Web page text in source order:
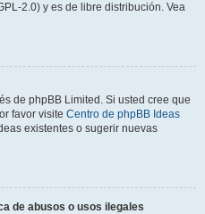
2.0) y es de libre distribución. Vea
de phpBB Limited. Si usted cree que
favor visite Centro de phpBB Ideas
existentes o sugerir nuevas
de abusos o usos ilegales